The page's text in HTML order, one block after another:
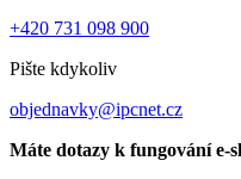
+420 731 098 900
Pište kdykoliv
objednavky@ipcnet.cz
Máte dotazy k fungování e-